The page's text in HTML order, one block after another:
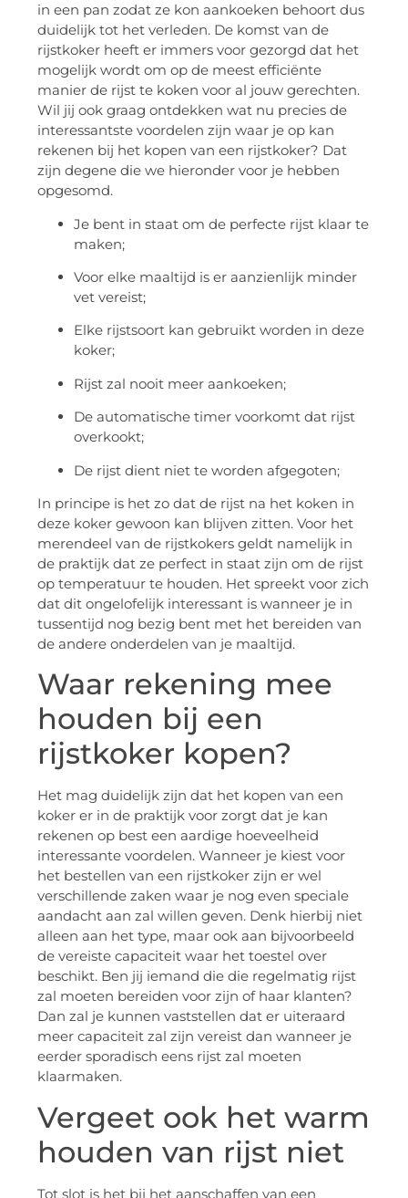
in een pan zodat ze kon aankoeken behoort dus
duidelijk tot het verleden. De komst van de
rijstkoker heeft er immers voor gezorgd dat het
mogelijk wordt om op de meest efficiënte
manier de rijst te koken voor al jouw gerechten.
Wil jij ook graag ontdekken wat nu precies de
interessantste voordelen zijn waar je op kan
rekenen bij het kopen van een rijstkoker? Dat
zijn degene die we hieronder voor je hebben
opgesomd.
Je bent in staat om de perfecte rijst klaar te
maken;
Voor elke maaltijd is er aanzienlijk minder
vet vereist;
Elke rijstsoort kan gebruikt worden in deze
koker;
Rijst zal nooit meer aankoeken;
De automatische timer voorkomt dat rijst
overkookt;
De rijst dient niet te worden afgegoten;
In principe is het zo dat de rijst na het koken in
deze koker gewoon kan blijven zitten. Voor het
merendeel van de rijstkokers geldt namelijk in
de praktijk dat ze perfect in staat zijn om de rijst
op temperatuur te houden. Het spreekt voor zich
dat dit ongelofelijk interessant is wanneer je in
tussentijd nog bezig bent met het bereiden van
de andere onderdelen van je maaltijd.
Waar rekening mee
houden bij een
rijstkoker kopen?
Het mag duidelijk zijn dat het kopen van een
koker er in de praktijk voor zorgt dat je kan
rekenen op best een aardige hoeveelheid
interessante voordelen. Wanneer je kiest voor
het bestellen van een rijstkoker zijn er wel
verschillende zaken waar je nog even speciale
aandacht aan zal willen geven. Denk hierbij niet
alleen aan het type, maar ook aan bijvoorbeeld
de vereiste capaciteit waar het toestel over
beschikt. Ben jij iemand die die regelmatig rijst
zal moeten bereiden voor zijn of haar klanten?
Dan zal je kunnen vaststellen dat er uiteraard
meer capaciteit zal zijn vereist dan wanneer je
eerder sporadisch eens rijst zal moeten
klaarmaken.
Vergeet ook het warm
houden van rijst niet
Tot slot is het bij het aanschaffen van een